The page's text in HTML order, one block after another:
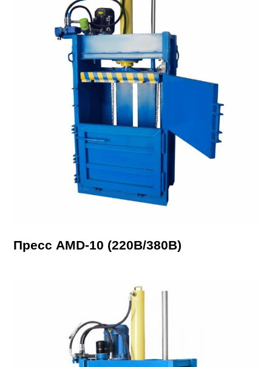
Пресс AMD-10 (220В/380В)